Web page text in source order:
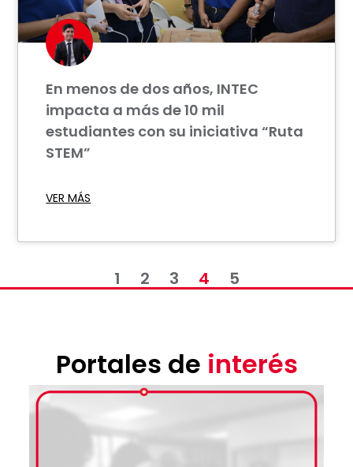
En menos de dos años, INTEC
impacta a más de 10 mil
estudiantes con su iniciativa “Ruta
STEM”
VER MÁS
1 2 3 4 5
Portales de interés